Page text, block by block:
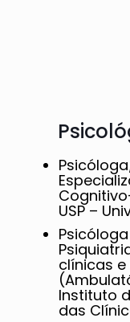
USP –
clínicas e
Instituto
das